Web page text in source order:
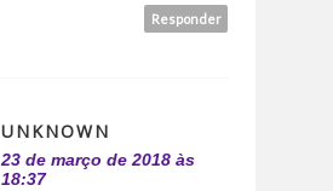
Responder
UNKNOWN
23 de março de 2018 às
18:37